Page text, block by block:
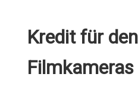
Kredit für